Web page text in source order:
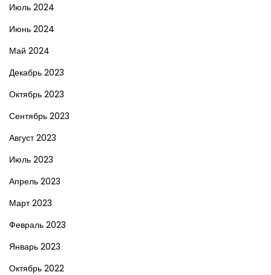
Июль 2024
Июнь 2024
Май 2024
Декабрь 2023
Октябрь 2023
Сентябрь 2023
Август 2023
Июль 2023
Апрель 2023
Март 2023
Февраль 2023
Январь 2023
Октябрь 2022